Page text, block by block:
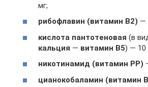
мг;
рибофлавин (витамин B2) —
кислота пантотеновая (в
кальция — витамин B5) — 10
никотинамид (витамин PP)
цианокобаламин (витамин